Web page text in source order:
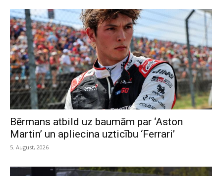
Bērmans atbild uz baumām par ‘Aston
Martin’ un apliecina uzticību ‘Ferrari’
5. August, 2026